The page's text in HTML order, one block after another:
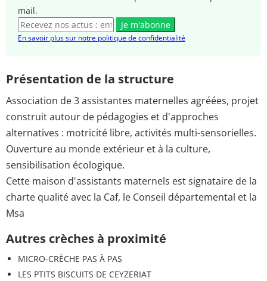
mail.
Je m'abonne
En savoir plus sur notre politique de confidentialité
Présentation de la structure
Association de 3 assistantes maternelles agréées, projet
construit autour de pédagogies et d'approches
alternatives : motricité libre, activités multi-sensorielles.
Ouverture au monde extérieur et à la culture,
sensibilisation écologique.
Cette maison d'assistants maternels est signataire de la
charte qualité avec la Caf, le Conseil départemental et la
Msa
Autres crèches à proximité
MICRO-CRÈCHE PAS À PAS
LES PTITS BISCUITS DE CEYZERIAT